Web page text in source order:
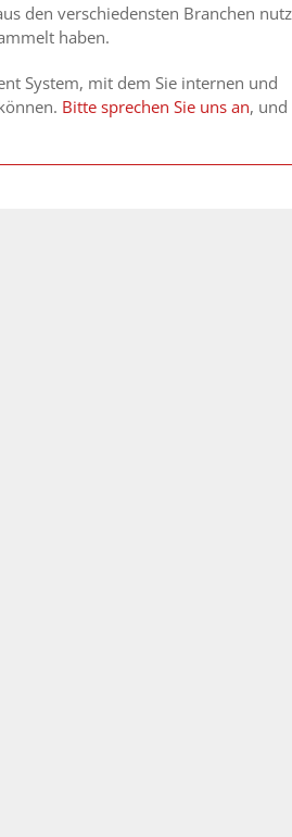
den verschiedensten Branchen
haben.
System, mit dem Sie internen und
Bitte sprechen Sie uns an, und